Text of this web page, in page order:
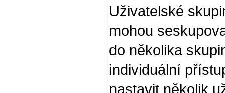
Uživatelské
mohou
do několika
individuální
nastavit několik